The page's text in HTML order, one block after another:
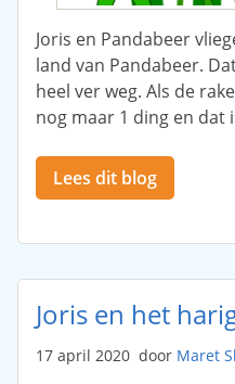
Joris en Pandabeer
land van Pandabeer.
heel ver weg. Als de
nog maar 1 ding en dat
Lees dit blog
Joris en het
17 april 2020 door Maret